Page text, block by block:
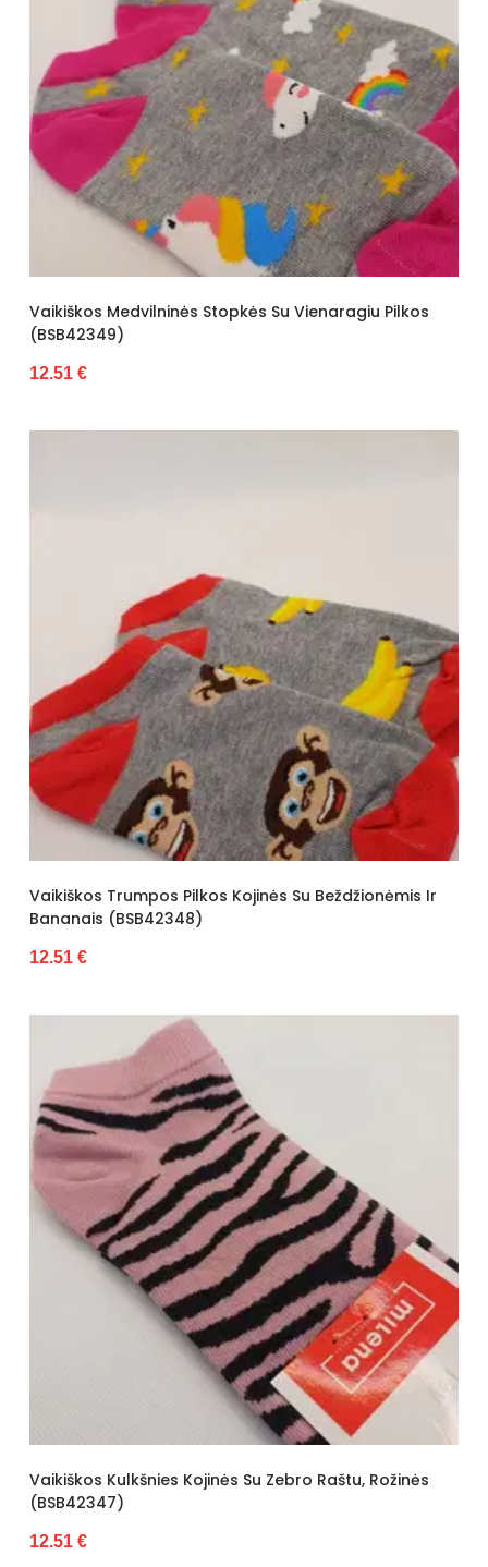
Vaikiškos Medvilninės Stopkės Su Vienaragiu Pilkos
(BSB42349)
12.51 €
Vaikiškos Trumpos Pilkos Kojinės Su Beždžionėmis Ir
Bananais (BSB42348)
12.51 €
Vaikiškos Kulkšnies Kojinės Su Zebro Raštu, Rožinės
(BSB42347)
12.51 €